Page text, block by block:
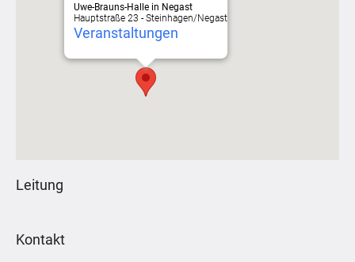
Uwe-Brauns-Halle in Negast
Hauptstraße 23 - Steinhagen/Negast
Veranstaltungen
Leitung
Kontakt